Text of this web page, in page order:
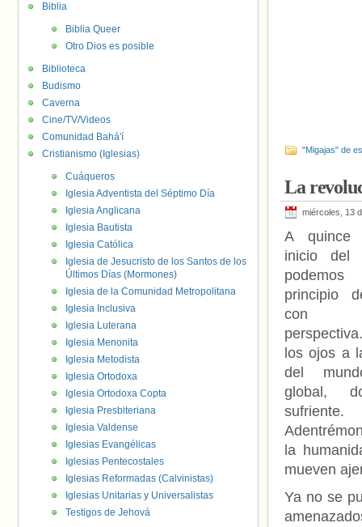
"Migajas" de
La
miércoles, 13
A quince
inicio del
principio
con
los ojos a
del
global,
sufriente.
la
mueven
Ya no se
Biblia
Biblia Queer
Otro Dios es posible
Biblioteca
Budismo
Caverna
Cine/TV/Videos
Comunidad Bahá'í
Cristianismo (Iglesias)
Cuáqueros
Iglesia Adventista del Séptimo Día
Iglesia Anglicana
Iglesia Bautista
Iglesia Católica
Iglesia de Jesucristo de los Santos de los
Últimos Días (Mormones)
Iglesia de la Comunidad Metropolitana
Iglesia Inclusiva
Iglesia Luterana
Iglesia Menonita
Iglesia Metodista
Iglesia Ortodoxa
Iglesia Ortodoxa Copta
Iglesia Presbiteriana
Iglesia Valdense
Iglesias Evangélicas
Iglesias Pentecostales
Iglesias Reformadas (Calvinistas)
Iglesias Unitarias y Universalistas
Testigos de Jehová